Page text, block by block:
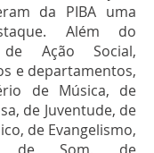
da PIBA uma
Além do
de Ação Social,
e departamentos,
de Música, de
de Juventude, de
de Evangelismo,